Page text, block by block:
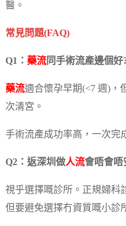
醫。
常見問題(FAQ)
Q1： 藥流同手術流產邊個好
藥流適合懷孕早期(<7 週)，
次清宮。
手術流產成功率高，一次完
Q2：返深圳做人流會唔會唔
視乎選擇嘅診所。正規婦科
但要避免選擇冇資質嘅小診